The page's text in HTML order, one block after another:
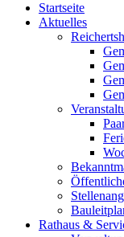
Startseite
Aktuelles
Rathaus &